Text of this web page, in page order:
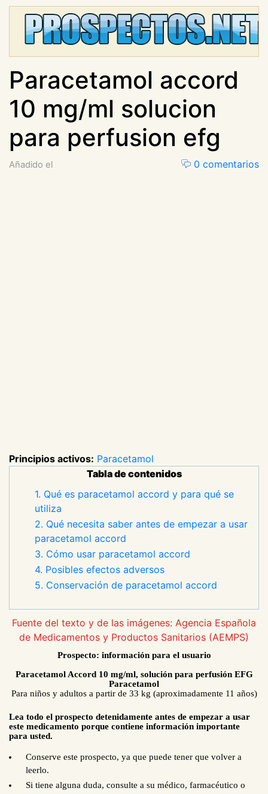
Paracetamol accord
10 mg/ml solucion
para perfusion efg
0 comentarios
Añadido el
Principios activos: Paracetamol
Tabla de contenidos
1. Qué es paracetamol accord y para qué se
utiliza
2. Qué necesita saber antes de empezar a usar
paracetamol accord
3. Cómo usar paracetamol accord
4. Posibles efectos adversos
5. Conservación de paracetamol accord
Fuente del texto y de las imágenes: Agencia Española
de Medicamentos y Productos Sanitarios (AEMPS)
Prospecto: información para el usuario
Paracetamol Accord 10 mg/ml, solución para perfusión EFG
Paracetamol
Para niños y adultos a partir de 33 kg (aproximadamente 11 años)
Lea todo el prospecto detenidamente antes de empezar a usar
este medicamento porque contiene información importante
para usted.
Conserve este prospecto, ya que puede tener que volver a
leerlo.
Si tiene alguna duda, consulte a su médico, farmacéutico o